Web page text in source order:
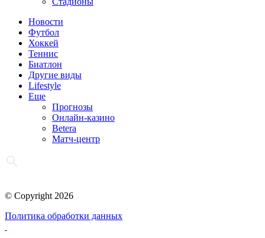
Новости
Футбол
Хоккей
Теннис
Биатлон
Другие виды
Lifestyle
Еще
Прогнозы
Онлайн-казино
Betera
Матч-центр
© Copyright 2026
Политика обработки данных